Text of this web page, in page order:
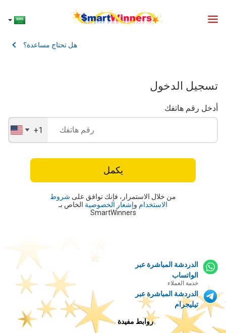
تسجيل الدخول
هل تحتاج مساعدة؟
أدخل رقم هاتفك
United
States
+1
يكمل
من خلال الاستمرار، فإنك توافق على شروط
الاستخدام وإشعار الخصوصية الخاص بـ
SmartWinners
الدردشة المباشرة عبر
الواتساب
خدمة العملاء
الدردشة المباشرة عبر
تيليجرام
روابط مفيدة